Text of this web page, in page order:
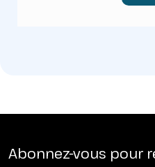
Abonnez-vous pour